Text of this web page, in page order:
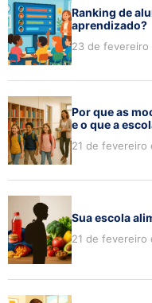
Ranking de
aprendizado?
23 de fevereiro
Por que as
e o que a
21 de fevereiro
Sua escola
21 de fevereiro